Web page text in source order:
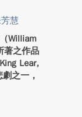
慧
William
著之作品
Lear,
之一，